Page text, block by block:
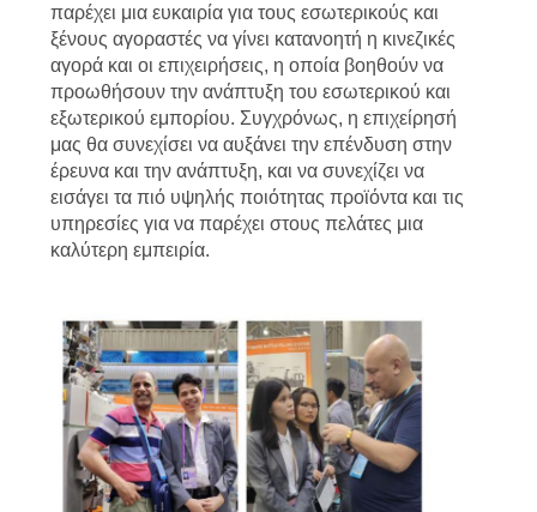
παρέχει μια ευκαιρία για τους εσωτερικούς και
ξένους αγοραστές να γίνει κατανοητή η κινεζικές
αγορά και οι επιχειρήσεις, η οποία βοηθούν να
προωθήσουν την ανάπτυξη του εσωτερικού και
εξωτερικού εμπορίου. Συγχρόνως, η επιχείρησή
μας θα συνεχίσει να αυξάνει την επένδυση στην
έρευνα και την ανάπτυξη, και να συνεχίζει να
εισάγει τα πιό υψηλής ποιότητας προϊόντα και τις
υπηρεσίες για να παρέχει στους πελάτες μια
καλύτερη εμπειρία.